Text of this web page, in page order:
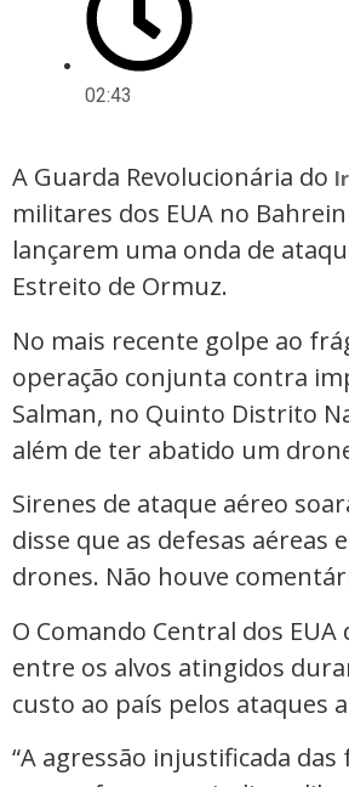
02:43
A Guarda Revolucionária do
militares dos EUA no
lançarem uma onda de
Estreito de Ormuz.
No mais recente golpe ao
operação conjunta contra
Salman, no Quinto Distrito
além de ter abatido um
Sirenes de ataque aéreo
disse que as defesas aéreas
drones. Não houve
O Comando Central dos
entre os alvos atingidos
custo ao país pelos ataques
“A agressão injustificada